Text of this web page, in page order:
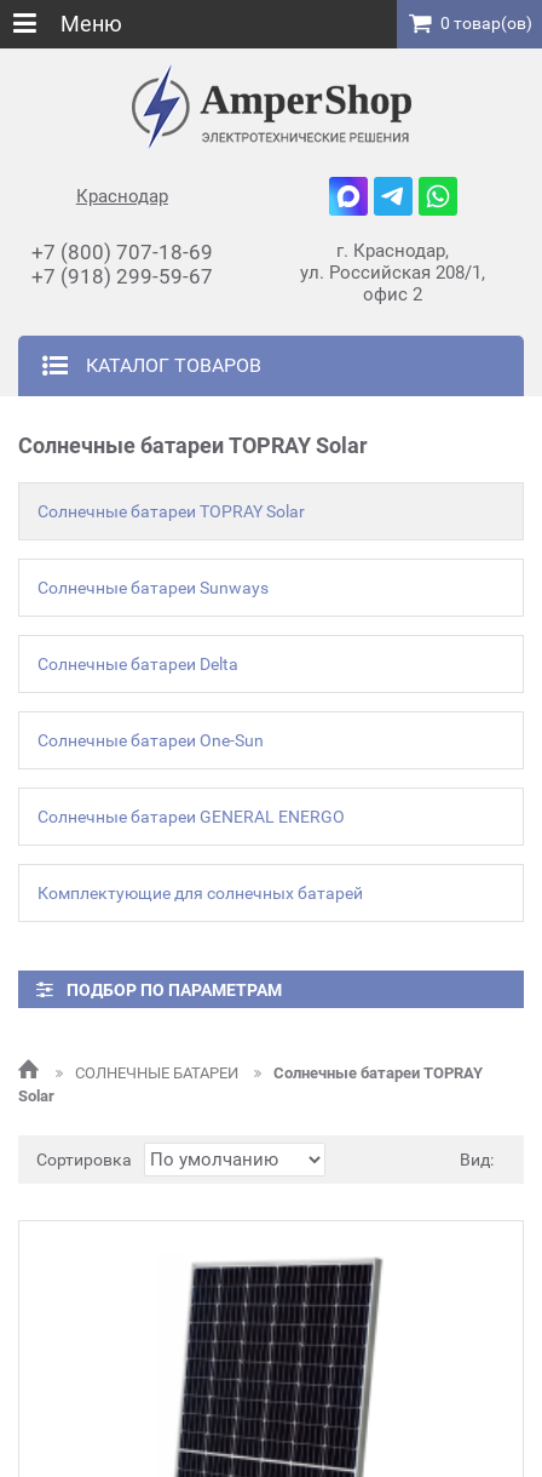
Краснодар
+7 (800) 707-18-69
+7 (918) 299-59-67
г. Краснодар,
ул. Российская 208/1,
офис 2
КАТАЛОГ ТОВАРОВ
Меню 0 товар(ов)
Солнечные батареи TOPRAY Solar
Солнечные батареи TOPRAY Solar
Солнечные батареи Sunways
Солнечные батареи Delta
Солнечные батареи One-Sun
Солнечные батареи GENERAL ENERGO
Комплектующие для солнечных батарей
ПОДБОР ПО ПАРАМЕТРАМ
СОЛНЕЧНЫЕ БАТАРЕИ
Солнечные батареи TOPRAY
Solar
Сортировка Вид: